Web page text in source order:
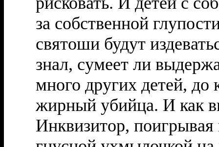
за собственной
святоши будут
знал, сумеет ли
много других детей, до
жирный убийца. И как
Инквизитор,